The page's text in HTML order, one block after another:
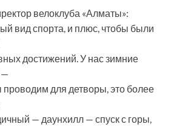
велоклуба «Алматы»:
вид спорта, и плюс, чтобы были
достижений. У нас зимние
—
проводим для детворы, это более
— даунхилл — спуск с горы,